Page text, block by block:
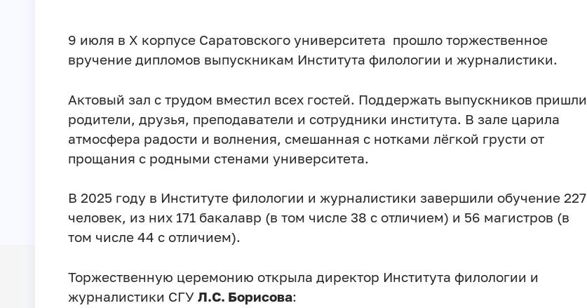
9 июля в X корпусе Саратовского университета прошло торжественное
вручение дипломов выпускникам Института филологии и журналистики.
Актовый зал с трудом вместил всех гостей. Поддержать выпускников пришли
родители, друзья, преподаватели и сотрудники института. В зале царила
атмосфера радости и волнения, смешанная с нотками лёгкой грусти от
прощания с родными стенами университета.
В 2025 году в Институте филологии и журналистики завершили обучение 227
человек, из них 171 бакалавр (в том числе 38 с отличием) и 56 магистров (в
том числе 44 с отличием).
Торжественную церемонию открыла директор Института филологии и
журналистики СГУ Л.С. Борисова: